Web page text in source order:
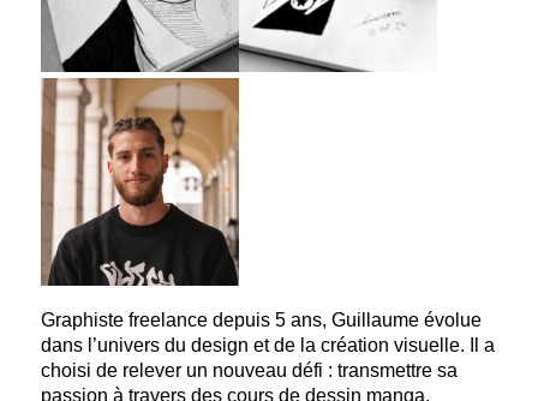
Graphiste freelance depuis 5 ans, Guillaume évolue
dans l’univers du design et de la création visuelle. Il a
choisi de relever un nouveau défi : transmettre sa
passion à travers des cours de dessin manga.